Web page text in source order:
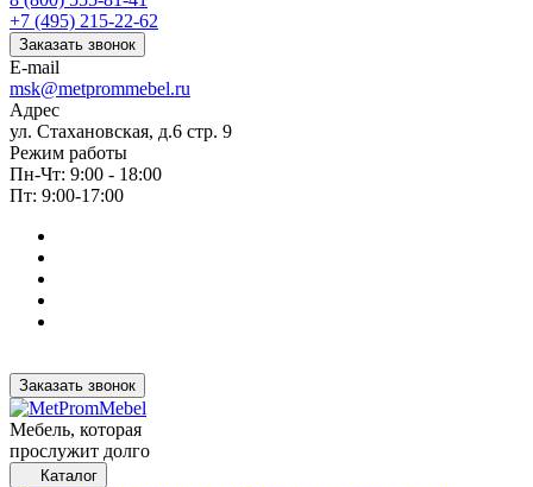
+7 (495) 215-22-62
Заказать звонок
E-mail
msk@metprommebel.ru
Адрес
ул. Стахановская, д.6 стр. 9
Режим работы
Пн-Чт: 9:00 - 18:00
Пт: 9:00-17:00
Заказать звонок
Мебель, которая
прослужит долго
Каталог